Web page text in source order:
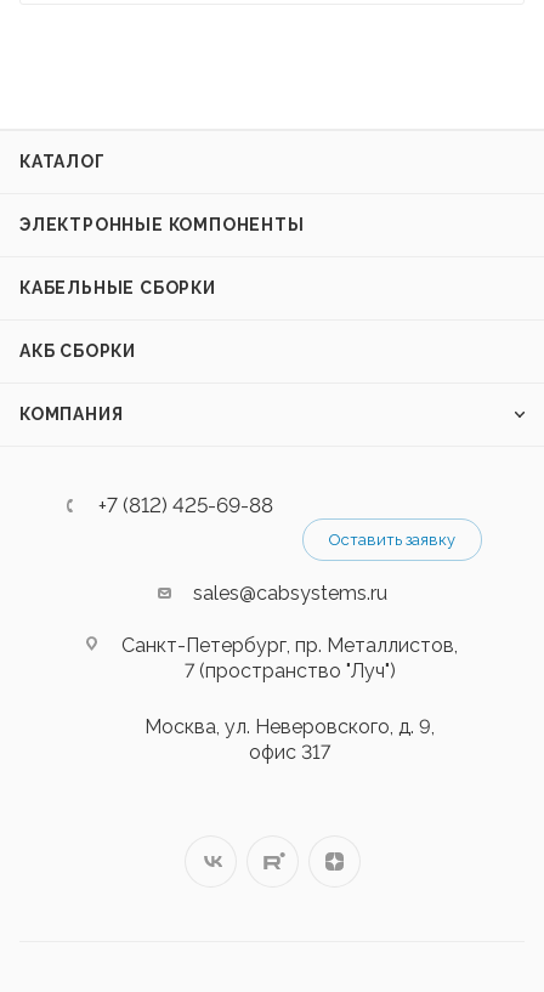
КАТАЛОГ
ЭЛЕКТРОННЫЕ КОМПОНЕНТЫ
КАБЕЛЬНЫЕ СБОРКИ
АКБ СБОРКИ
КОМПАНИЯ
+7 (812) 425-69-88
Оставить заявку
sales@cabsystems.ru
Санкт-Петербург, пр. Металлистов,
7 (пространство "Луч")
Москва, ул. Неверовского, д. 9,
офис 317